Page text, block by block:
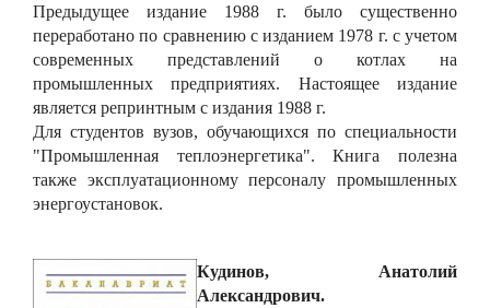
Предыдущее издание 1988 г. было существенно
переработано по сравнению с изданием 1978 г. с учетом
современных представлений о котлах на
промышленных предприятиях. Настоящее издание
является репринтным с издания 1988 г.
Для студентов вузов, обучающихся по специальности
"Промышленная теплоэнергетика". Книга полезна
также эксплуатационному персоналу промышленных
энергоустановок.
Кудинов, Анатолий
Александрович.